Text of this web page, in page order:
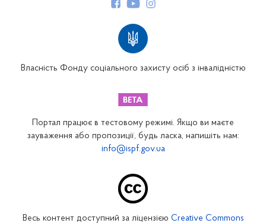
Закарпатське відділення
Запорізьке відділення
Власність Фонду соціального захисту осіб з інвалідністю
Портал працює в тестовому режимі. Якщо ви маєте
зауваження або пропозиції, будь ласка, напишіть нам:
info@ispf.gov.ua
Весь контент доступний за ліцензією Creative Commons